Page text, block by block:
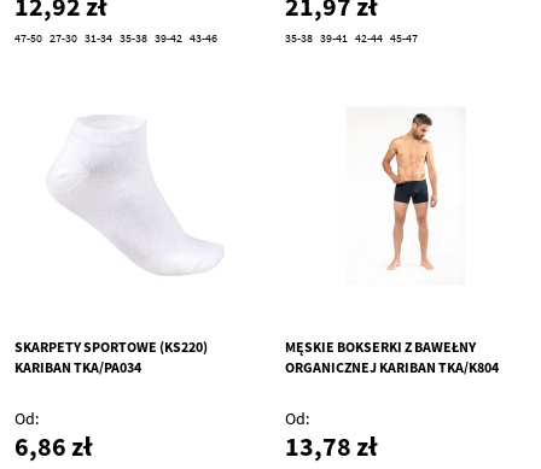
47-50 27-30 31-34 35-38 39-42 43-46 35-38 39-41 42-44 45-47
SKARPETY SPORTOWE (KS220)
KARIBAN TKA/PA034
Od
6,86 zł
MĘSKIE BOKSERKI Z BAWEŁNY
ORGANICZNEJ KARIBAN TKA/K804
Od
13,78 zł